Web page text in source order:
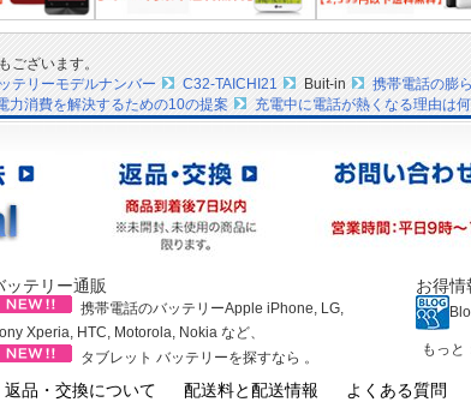
ございます。
テリーモデルナンバー
C32-TAICHI21 Buit-in
携帯電話の膨
力消費を解決するための10の提案
充電中に電話が熱くなる理由は
ッテリー通販
携帯電話のバッテリーApple iPhone, LG,
Xperia, HTC, Motorola, Nokia など、
タブレット バッテリーを探すなら 。
お得情
もっと
返品・交換について 配送料と配送情報 よくある質問